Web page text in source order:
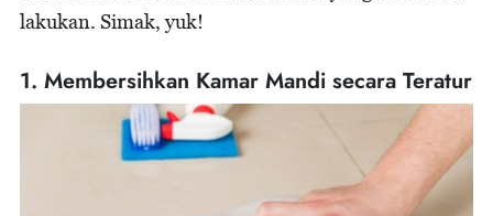
lakukan. Simak, yuk!
1. Membersihkan Kamar Mandi secara Teratur